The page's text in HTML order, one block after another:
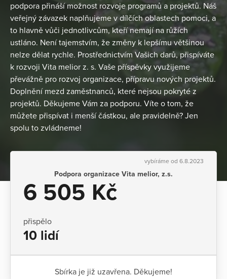
podpora přináší možnost rozvoje programů a projektů. Náš
veřejný závazek naplňujeme v dílčích oblastech pomoci, a
to hlavně vůči jednotlivcům, kteří nemají na růžích
ustláno. Není tajemstvím, že změny k lepšímu většinou
nelze dělat rychle. Prostřednictvím Vašich darů, přispíváte
k rozvoji Vita melior z. s. Vaše příspěvky využijeme
převážně pro rozvoj organizace, přípravu nových projektů.
Doplnění mezd zaměstnanců, které nejsou pokryté z
projektů. Děkujeme Vám za podporu. Víte o tom, že
můžete přispívat i menší částkou, ale pravidelně? Jen
spolu to zvládneme!
vybíráme od 6.8.2023
Podpora organizace Vita melior, z.s.
6 505 Kč
přispělo
10 lidí
Sbírka je již uzavřena. Děkujeme!